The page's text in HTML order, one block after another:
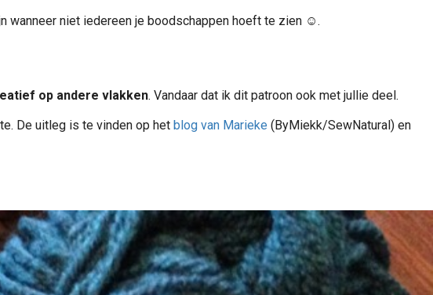
wanneer niet iedereen je boodschappen hoeft te zien ☺.
op andere vlakken. Vandaar dat ik dit patroon ook met jullie deel.
De uitleg is te vinden op het blog van Marieke (ByMiekk/SewNatural) en